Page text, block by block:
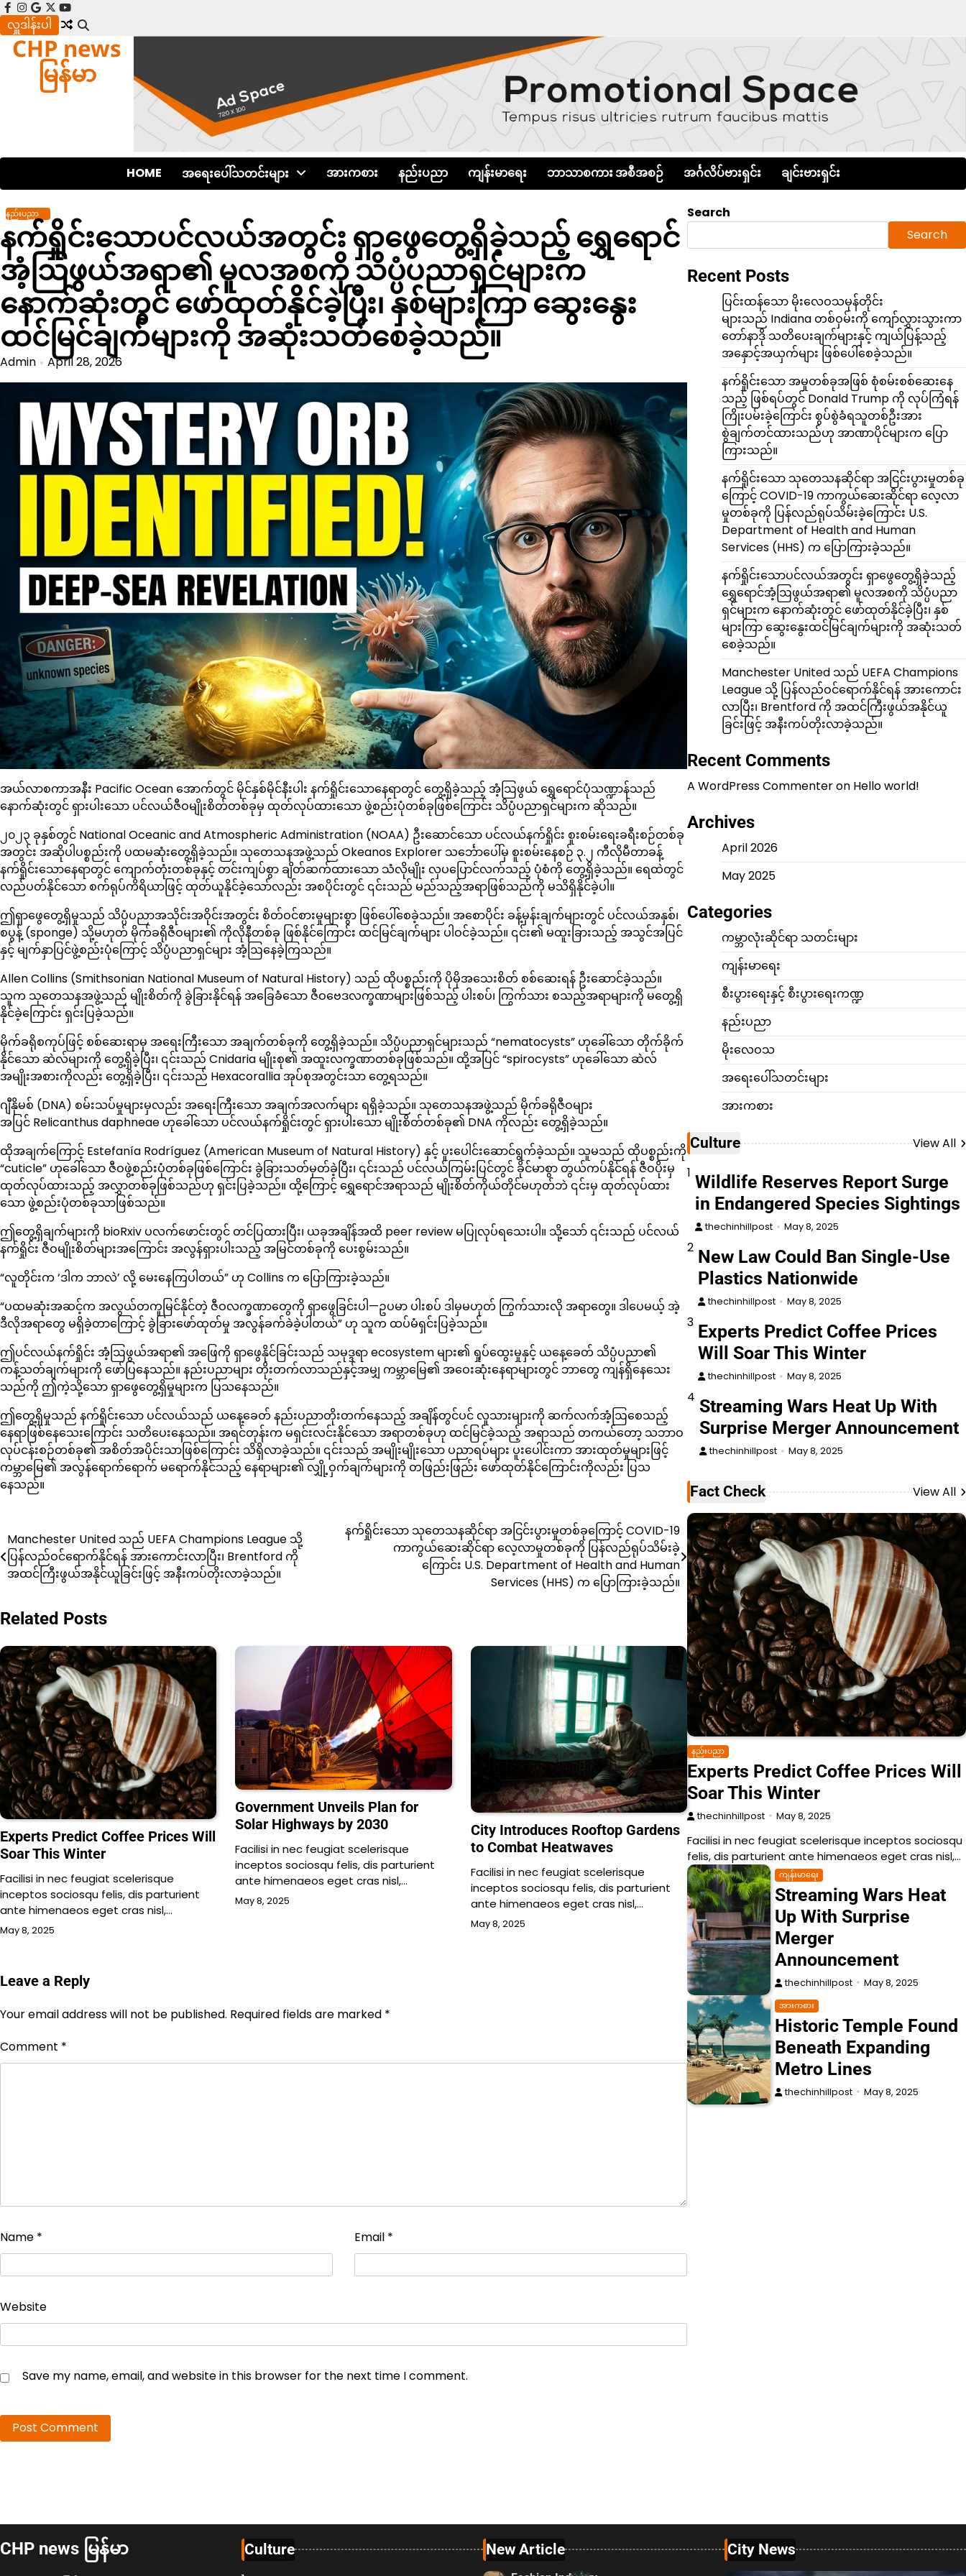
Skip
to
content
facebook
instagram
google
x youtube
လှူဒါန်းပါ
CHP news
မြန်မာ
HOME အရေးပေါ်သတင်းများ အားကစား နည်းပညာ ကျန်းမာရေး ဘာသာစကား အစီအစဉ် အင်္ဂလိပ်ဗားရှင်း ချင်းဗားရှင်း
နည်းပညာ
နက်ရှိုင်းသောပင်လယ်အတွင်း ရှာဖွေတွေ့ရှိခဲ့သည့် ရွှေရောင်
အံ့ဩဖွယ်အရာ၏ မူလအစကို သိပ္ပံပညာရှင်များက
နောက်ဆုံးတွင် ဖော်ထုတ်နိုင်ခဲ့ပြီး၊ နှစ်များကြာ ဆွေးနွေး
ထင်မြင်ချက်များကို အဆုံးသတ်စေခဲ့သည်။
Admin April 28, 2026
အယ်လာစကာအနီး Pacific Ocean အောက်တွင် မိုင်နှစ်မိုင်နီးပါး နက်ရှိုင်းသောနေရာတွင် တွေ့ရှိခဲ့သည့် အံ့ဩဖွယ် ရွှေရောင်ပုံသဏ္ဍာန်သည်
နောက်ဆုံးတွင် ရှားပါးသော ပင်လယ်ဇီဝမျိုးစိတ်တစ်ခုမှ ထုတ်လုပ်ထားသော ဖွဲ့စည်းပုံတစ်ခုဖြစ်ကြောင်း သိပ္ပံပညာရှင်များက ဆိုသည်။
၂၀၂၃ ခုနှစ်တွင် National Oceanic and Atmospheric Administration (NOAA) ဦးဆောင်သော ပင်လယ်နက်ရှိုင်း စူးစမ်းရေးခရီးစဉ်တစ်ခု
အတွင်း အဆိုပါပစ္စည်းကို ပထမဆုံးတွေ့ရှိခဲ့သည်။ သုတေသနအဖွဲ့သည် Okeanos Explorer သင်္ဘောပေါ်မှ စူးစမ်းနေစဉ် ၃.၂ ကီလိုမီတာခန့်
နက်ရှိုင်းသောနေရာတွင် ကျောက်တုံးတစ်ခုနှင့် တင်းကျပ်စွာ ချိတ်ဆက်ထားသော သံလိုမျိုး လှပပြောင်လက်သည့် ပုံစံကို တွေ့ရှိခဲ့သည်။ ရေထဲတွင်
လည်ပတ်နိုင်သော စက်ရုပ်ကိရိယာဖြင့် ထုတ်ယူနိုင်ခဲ့သော်လည်း အစပိုင်းတွင် ၎င်းသည် မည်သည့်အရာဖြစ်သည်ကို မသိရှိနိုင်ခဲ့ပါ။
ဤရှာဖွေတွေ့ရှိမှုသည် သိပ္ပံပညာအသိုင်းအဝိုင်းအတွင်း စိတ်ဝင်စားမှုများစွာ ဖြစ်ပေါ်စေခဲ့သည်။ အစောပိုင်း ခန့်မှန်းချက်များတွင် ပင်လယ်အနှစ်၊
စပွန့် (sponge) သို့မဟုတ် မိုက်ခရိုဇီဝများ၏ ကိုလိုနီတစ်ခု ဖြစ်နိုင်ကြောင်း ထင်မြင်ချက်များ ပါဝင်ခဲ့သည်။ ၎င်း၏ မထူးခြားသည့် အသွင်အပြင်
နှင့် မျက်နှာပြင်ဖွဲ့စည်းပုံကြောင့် သိပ္ပံပညာရှင်များ အံ့ဩနေခဲ့ကြသည်။
Allen Collins (Smithsonian National Museum of Natural History) သည် ထိုပစ္စည်းကို ပိုမိုအသေးစိတ် စစ်ဆေးရန် ဦးဆောင်ခဲ့သည်။
သူက သုတေသနအဖွဲ့သည် မျိုးစိတ်ကို ခွဲခြားနိုင်ရန် အခြေခံသော ဇီဝဗေဒလက္ခဏာများဖြစ်သည့် ပါးစပ်၊ ကြွက်သား စသည့်အရာများကို မတွေ့ရှိ
နိုင်ခဲ့ကြောင်း ရှင်းပြခဲ့သည်။
မိုက်ခရိုစကုပ်ဖြင့် စစ်ဆေးရာမှ အရေးကြီးသော အချက်တစ်ခုကို တွေ့ရှိခဲ့သည်။ သိပ္ပံပညာရှင်များသည် “nematocysts” ဟုခေါ်သော တိုက်ခိုက်
နိုင်သော ဆဲလ်များကို တွေ့ရှိခဲ့ပြီး၊ ၎င်းသည် Cnidaria မျိုးစု၏ အထူးလက္ခဏာတစ်ခုဖြစ်သည်။ ထို့အပြင် “spirocysts” ဟုခေါ်သော ဆဲလ်
အမျိုးအစားကိုလည်း တွေ့ရှိခဲ့ပြီး၊ ၎င်းသည် Hexacorallia အုပ်စုအတွင်းသာ တွေ့ရသည်။
ဂျီနိုမစ် (DNA) စမ်းသပ်မှုများမှလည်း အရေးကြီးသော အချက်အလက်များ ရရှိခဲ့သည်။ သုတေသနအဖွဲ့သည် မိုက်ခရိုဇီဝများ
အပြင် Relicanthus daphneae ဟုခေါ်သော ပင်လယ်နက်ရှိုင်းတွင် ရှားပါးသော မျိုးစိတ်တစ်ခု၏ DNA ကိုလည်း တွေ့ရှိခဲ့သည်။
ထိုအချက်ကြောင့် Estefanía Rodríguez (American Museum of Natural History) နှင့် ပူးပေါင်းဆောင်ရွက်ခဲ့သည်။ သူမသည် ထိုပစ္စည်းကို
“cuticle” ဟုခေါ်သော ဇီဝဖွဲ့စည်းပုံတစ်ခုဖြစ်ကြောင်း ခွဲခြားသတ်မှတ်ခဲ့ပြီး၊ ၎င်းသည် ပင်လယ်ကြမ်းပြင်တွင် ခိုင်မာစွာ တွယ်ကပ်နိုင်ရန် ဇီဝပိုးမှ
ထုတ်လုပ်ထားသည့် အလွှာတစ်ခုဖြစ်သည်ဟု ရှင်းပြခဲ့သည်။ ထို့ကြောင့် ရွှေရောင်အရာသည် မျိုးစိတ်ကိုယ်တိုင်မဟုတ်ဘဲ ၎င်းမှ ထုတ်လုပ်ထား
သော ဖွဲ့စည်းပုံတစ်ခုသာဖြစ်သည်။
ဤတွေ့ရှိချက်များကို bioRxiv ပလက်ဖောင်းတွင် တင်ပြထားပြီး၊ ယခုအချိန်အထိ peer review မပြုလုပ်ရသေးပါ။ သို့သော် ၎င်းသည် ပင်လယ်
နက်ရှိုင်း ဇီဝမျိုးစိတ်များအကြောင်း အလွန်ရှားပါးသည့် အမြင်တစ်ခုကို ပေးစွမ်းသည်။
“လူတိုင်းက ‘ဒါက ဘာလဲ’ လို့ မေးနေကြပါတယ်” ဟု Collins က ပြောကြားခဲ့သည်။
“ပထမဆုံးအဆင့်က အလွယ်တကူမြင်နိုင်တဲ့ ဇီဝလက္ခဏာတွေကို ရှာဖွေခြင်းပါ—ဥပမာ ပါးစပ် ဒါမှမဟုတ် ကြွက်သားလို အရာတွေ။ ဒါပေမယ့် အဲ့
ဒီလိုအရာတွေ မရှိခဲ့တာကြောင့် ခွဲခြားဖော်ထုတ်မှု အလွန်ခက်ခဲခဲ့ပါတယ်” ဟု သူက ထပ်မံရှင်းပြခဲ့သည်။
ဤပင်လယ်နက်ရှိုင်း အံ့ဩဖွယ်အရာ၏ အဖြေကို ရှာဖွေနိုင်ခြင်းသည် သမုဒ္ဒရာ ecosystem များ၏ ရှုပ်ထွေးမှုနှင့် ယနေ့ခေတ် သိပ္ပံပညာ၏
ကန့်သတ်ချက်များကို ဖော်ပြနေသည်။ နည်းပညာများ တိုးတက်လာသည်နှင့်အမျှ ကမ္ဘာမြေ၏ အဝေးဆုံးနေရာများတွင် ဘာတွေ ကျန်ရှိနေသေး
သည်ကို ဤကဲ့သို့သော ရှာဖွေတွေ့ရှိမှုများက ပြသနေသည်။
ဤတွေ့ရှိမှုသည် နက်ရှိုင်းသော ပင်လယ်သည် ယနေ့ခေတ် နည်းပညာတိုးတက်နေသည့် အချိန်တွင်ပင် လူသားများကို ဆက်လက်အံ့ဩစေသည့်
နေရာဖြစ်နေသေးကြောင်း သတိပေးနေသည်။ အရင်တုန်းက မရှင်းလင်းနိုင်သော အရာတစ်ခုဟု ထင်မြင်ခဲ့သည့် အရာသည် တကယ်တော့ သဘာဝ
လုပ်ငန်းစဉ်တစ်ခု၏ အစိတ်အပိုင်းသာဖြစ်ကြောင်း သိရှိလာခဲ့သည်။ ၎င်းသည် အမျိုးမျိုးသော ပညာရပ်များ ပူးပေါင်းကာ အားထုတ်မှုများဖြင့်
ကမ္ဘာမြေ၏ အလွန်ရောက်ရောက် မရောက်နိုင်သည့် နေရာများ၏ လျှို့ဝှက်ချက်များကို တဖြည်းဖြည်း ဖော်ထုတ်နိုင်ကြောင်းကိုလည်း ပြသ
နေသည်။
Post
navigation
Manchester United သည် UEFA Champions League သို့
ပြန်လည်ဝင်ရောက်နိုင်ရန် အားကောင်းလာပြီး၊ Brentford ကို
အထင်ကြီးဖွယ်အနိုင်ယူခြင်းဖြင့် အနီးကပ်တိုးလာခဲ့သည်။
နက်ရှိုင်းသော သုတေသနဆိုင်ရာ အငြင်းပွားမှုတစ်ခုကြောင့် COVID-19
ကာကွယ်ဆေးဆိုင်ရာ လေ့လာမှုတစ်ခုကို ပြန်လည်ရုပ်သိမ်းခဲ့
ကြောင်း U.S. Department of Health and Human
Services (HHS) က ပြောကြားခဲ့သည်။
Related Posts
Experts Predict Coffee Prices Will
Soar This Winter
Facilisi in nec feugiat scelerisque
inceptos sociosqu felis, dis parturient
ante himenaeos eget cras nisl,…
May 8, 2025
Government Unveils Plan for
Solar Highways by 2030
Facilisi in nec feugiat scelerisque
inceptos sociosqu felis, dis parturient
ante himenaeos eget cras nisl,…
May 8, 2025
City Introduces Rooftop Gardens
to Combat Heatwaves
Facilisi in nec feugiat scelerisque
inceptos sociosqu felis, dis parturient
ante himenaeos eget cras nisl,…
May 8, 2025
Leave a Reply
Your email address will not be published. Required fields are marked *
Comment *
Name * Email *
Website
Save my name, email, and website in this browser for the next time I comment.
Search
Search
Recent Posts
ပြင်းထန်သော မိုးလေဝသမုန်တိုင်း
များသည် Indiana တစ်ဝှမ်းကို ကျော်လွှားသွားကာ
တော်နာဒို သတိပေးချက်များနှင့် ကျယ်ပြန့်သည့်
အနှောင့်အယှက်များ ဖြစ်ပေါ်စေခဲ့သည်။
နက်ရှိုင်းသော အမှုတစ်ခုအဖြစ် စုံစမ်းစစ်ဆေးနေ
သည့် ဖြစ်ရပ်တွင် Donald Trump ကို လုပ်ကြံရန်
ကြိုးပမ်းခဲ့ကြောင်း စွပ်စွဲခံရသူတစ်ဦးအား
စွဲချက်တင်ထားသည်ဟု အာဏာပိုင်များက ပြော
ကြားသည်။
နက်ရှိုင်းသော သုတေသနဆိုင်ရာ အငြင်းပွားမှုတစ်ခု
ကြောင့် COVID-19 ကာကွယ်ဆေးဆိုင်ရာ လေ့လာ
မှုတစ်ခုကို ပြန်လည်ရုပ်သိမ်းခဲ့ကြောင်း U.S.
Department of Health and Human
Services (HHS) က ပြောကြားခဲ့သည်။
နက်ရှိုင်းသောပင်လယ်အတွင်း ရှာဖွေတွေ့ရှိခဲ့သည့်
ရွှေရောင်အံ့ဩဖွယ်အရာ၏ မူလအစကို သိပ္ပံပညာ
ရှင်များက နောက်ဆုံးတွင် ဖော်ထုတ်နိုင်ခဲ့ပြီး၊ နှစ်
များကြာ ဆွေးနွေးထင်မြင်ချက်များကို အဆုံးသတ်
စေခဲ့သည်။
Manchester United သည် UEFA Champions
League သို့ ပြန်လည်ဝင်ရောက်နိုင်ရန် အားကောင်း
လာပြီး၊ Brentford ကို အထင်ကြီးဖွယ်အနိုင်ယူ
ခြင်းဖြင့် အနီးကပ်တိုးလာခဲ့သည်။
Recent Comments
A WordPress Commenteron Hello world!
Archives
April 2026
May 2025
Categories
ကမ္ဘာလုံးဆိုင်ရာ သတင်းများ
ကျန်းမာရေး
စီးပွားရေးနှင့် စီးပွားရေးကဏ္ဍ
နည်းပညာ
မိုးလေဝသ
အရေးပေါ်သတင်းများ
အားကစား
Culture
View All
1 Wildlife Reserves Report Surge
in Endangered Species Sightings
thechinhillpost May 8, 2025
2 New Law Could Ban Single-Use
Plastics Nationwide
thechinhillpost May 8, 2025
3 Experts Predict Coffee Prices
Will Soar This Winter
thechinhillpost May 8, 2025
4 Streaming Wars Heat Up With
Surprise Merger Announcement
thechinhillpost May 8, 2025
Fact Check View All
နည်းပညာ
Experts Predict Coffee Prices Will
Soar This Winter
thechinhillpost May 8, 2025
Facilisi in nec feugiat scelerisque inceptos sociosqu
felis, dis parturient ante himenaeos eget cras nisl,…
ကျန်းမာရေး
Streaming Wars Heat
Up With Surprise
Merger
Announcement
thechinhillpost May 8, 2025
အားကစား
Historic Temple Found
Beneath Expanding
Metro Lines
thechinhillpost May 8, 2025
CHP news မြန်မာ Culture New Article City News